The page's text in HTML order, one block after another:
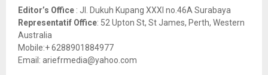
Editor’s Office : Jl. Dukuh Kupang XXXI no.46A Surabaya
Representatif Office: 52 Upton St, St James, Perth, Western
Australia
Mobile:+ 6288901884977
Email: ariefrmedia@yahoo.com